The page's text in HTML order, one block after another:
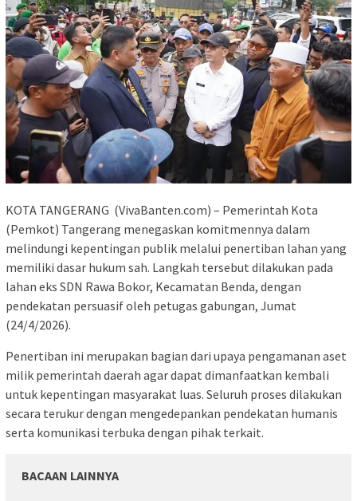
KOTA TANGERANG (VivaBanten.com) – Pemerintah Kota
(Pemkot) Tangerang menegaskan komitmennya dalam
melindungi kepentingan publik melalui penertiban lahan yang
memiliki dasar hukum sah. Langkah tersebut dilakukan pada
lahan eks SDN Rawa Bokor, Kecamatan Benda, dengan
pendekatan persuasif oleh petugas gabungan, Jumat
(24/4/2026).
Penertiban ini merupakan bagian dari upaya pengamanan aset
milik pemerintah daerah agar dapat dimanfaatkan kembali
untuk kepentingan masyarakat luas. Seluruh proses dilakukan
secara terukur dengan mengedepankan pendekatan humanis
serta komunikasi terbuka dengan pihak terkait.
BACAAN LAINNYA